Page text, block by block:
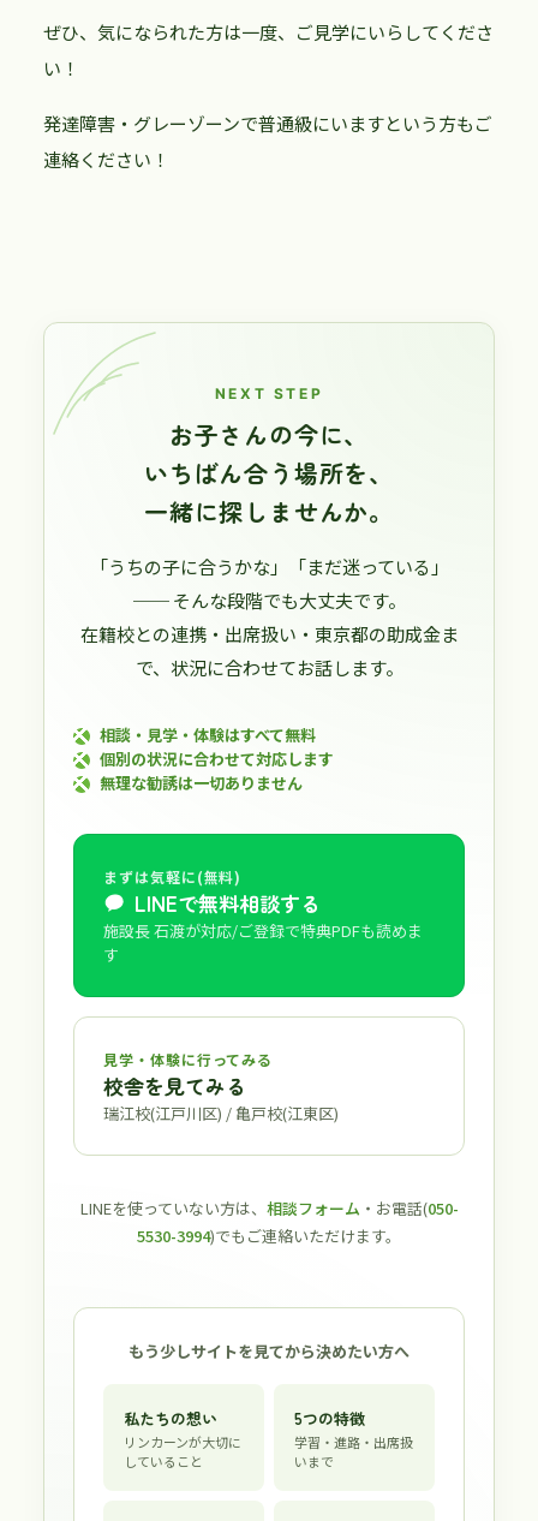
ぜひ、気になられた方は一度、ご見学にいらしてくださ
い！
発達障害・グレーゾーンで普通級にいますという方もご
連絡ください！
NEXT STEP
お子さんの今に、
いちばん合う場所を、
一緒に探しませんか。
「うちの子に合うかな」「まだ迷っている」
── そんな段階でも大丈夫です。
在籍校との連携・出席扱い・東京都の助成金ま
で、状況に合わせてお話します。
相談・見学・体験はすべて無料
個別の状況に合わせて対応します
無理な勧誘は一切ありません
まずは気軽に(無料)
LINEで無料相談する
施設長 石渡が対応/ご登録で特典PDFも読めま
す
見学・体験に行ってみる
校舎を見てみる
瑞江校(江戸川区) / 亀戸校(江東区)
LINEを使っていない方は、 相談フォーム ・お電話(050-
5530-3994)でもご連絡いただけます。
もう少しサイトを見てから決めたい方へ
私たちの想い
リンカーンが大切に
していること
5つの特徴
学習・進路・出席扱
いまで